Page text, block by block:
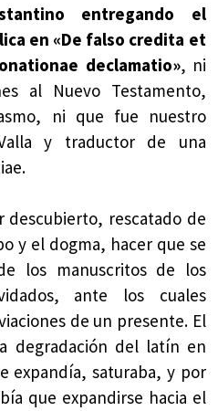
entregando el
en «De falso credita et
declamatio», ni
al Nuevo Testamento,
ni que fue nuestro
y traductor de una
descubierto, rescatado de
y el dogma, hacer que se
los manuscritos de los
ante los cuales
de un presente. El
degradación del latín en
expandía, saturaba, y por
que expandirse hacia el